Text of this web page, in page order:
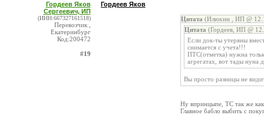
Гордеев Яков
Сергеевич, ИП
(ИНН:667327161518)
Перевозчик ,
Екатеринбург
Код:200472
#19
Гордеев Яков
Цитата (Илюхин , ИП @
Цитата (Гордеев, ИП @
Если док-ты утеряны
снимается с учета!!!
ПТС(отметка) нужна
агрегатах, вот тады нуна
Вы просто разницы не
Ну впринцыпе, ТС так же как
Главное бабло выбить с